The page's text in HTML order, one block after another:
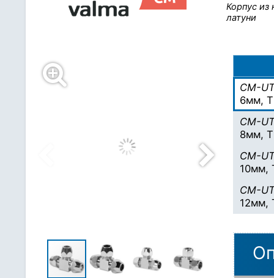
Корпус из
латуни
CM-
6мм,
CM-
8мм,
CM-
10мм,
CM-
12мм,